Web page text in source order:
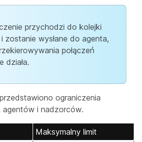
przychodzi do kolejki
i zostanie wysłane do agenta,
połączeń
działa.
ograniczenia
i nadzorców.
Maksymalny limit